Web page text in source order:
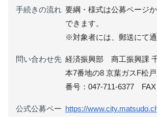
手続きの流れ 要綱・様式は公募ページ
できます。
※対象者には、郵送にて通
問い合わせ先 経済振興部 商工振興課
本7番地の8 京葉ガスF松
番号：047-711-6377 FAX
公式公募ペー https://